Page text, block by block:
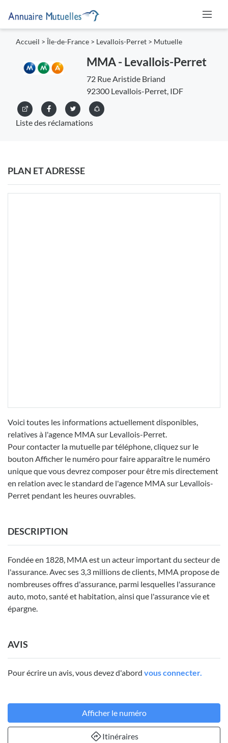
Accueil > Île-de-France > Levallois-Perret > Mutuelle
MMA - Levallois-Perret
72 Rue Aristide Briand
92300 Levallois-Perret, IDF
Liste des réclamations
PLAN ET ADRESSE
Voici toutes les informations actuellement disponibles,
relatives à l'agence MMA sur Levallois-Perret.
Pour contacter la mutuelle par téléphone, cliquez sur le
bouton Afficher le numéro pour faire apparaître le numéro
unique que vous devrez composer pour être mis directement
en relation avec le standard de l'agence MMA sur Levallois-
Perret pendant les heures ouvrables.
DESCRIPTION
Fondée en 1828, MMA est un acteur important du secteur de
l'assurance. Avec ses 3,3 millions de clients, MMA propose de
nombreuses offres d'assurance, parmi lesquelles l'assurance
auto, moto, santé et habitation, ainsi que l'assurance vie et
épargne.
AVIS
Pour écrire un avis, vous devez d'abord vous connecter.
Afficher le numéro
Itinéraires